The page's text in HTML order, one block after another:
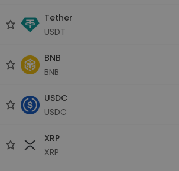
Tether
USDT
BNB
BNB
USDC
USDC
XRP
XRP